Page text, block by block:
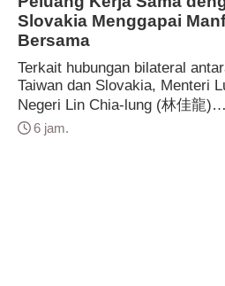
Slovakia Menggapai
Bersama
Terkait hubungan bilateral
Taiwan dan Slovakia, Menteri
Negeri Lin Chia-lung (林佳龍)
memposting di media sosial
6 jam.